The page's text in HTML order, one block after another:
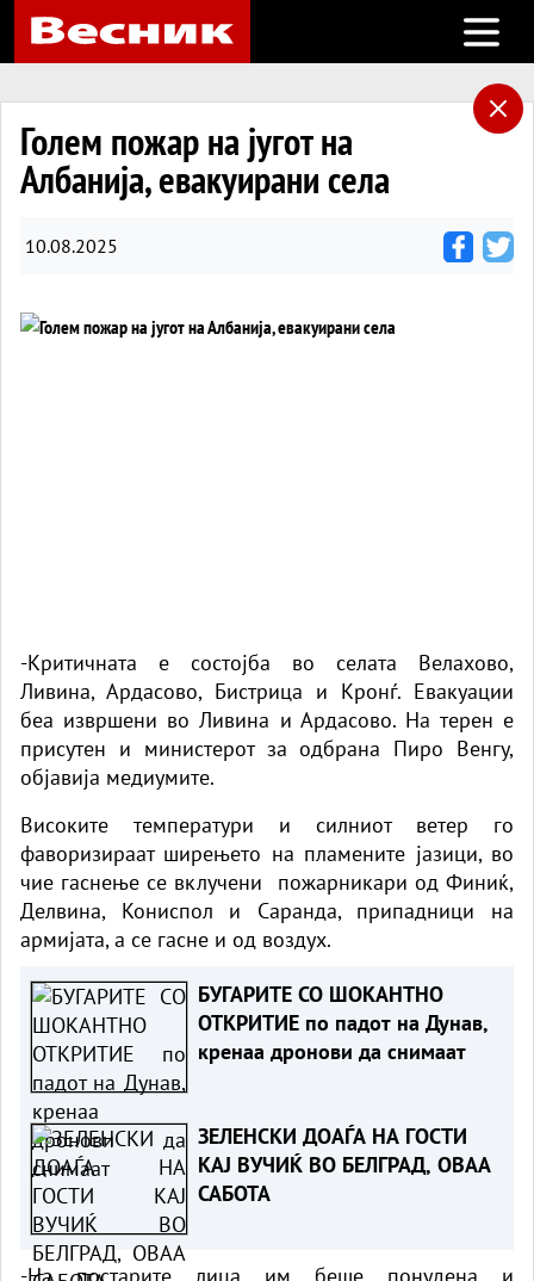
Open
Голем пожар на југот на
Албанија, евакуирани села
10.08.2025
-Критичната е состојба во селата Велахово,
Ливина, Ардасово, Бистрица и Кронѓ. Евакуации
беа извршени во Ливина и Ардасово. На терен е
присутен и министерот за одбрана Пиро Венгу,
објавија медиумите.
Високите температури и силниот ветер го
фаворизираат ширењето на пламените јазици, во
чие гаснење се вклучени пожарникари од Финиќ,
Делвина, Кониспол и Саранда, припадници на
армијата, а се гасне и од воздух.
БУГАРИТЕ СО ШОКАНТНО
ОТКРИТИЕ по падот на Дунав,
кренаа дронови да снимаат
ЗЕЛЕНСКИ ДОАЃА НА ГОСТИ
КАЈ ВУЧИЌ ВО БЕЛГРАД, ОВАА
САБОТА
-На постарите лица им беше понудена и